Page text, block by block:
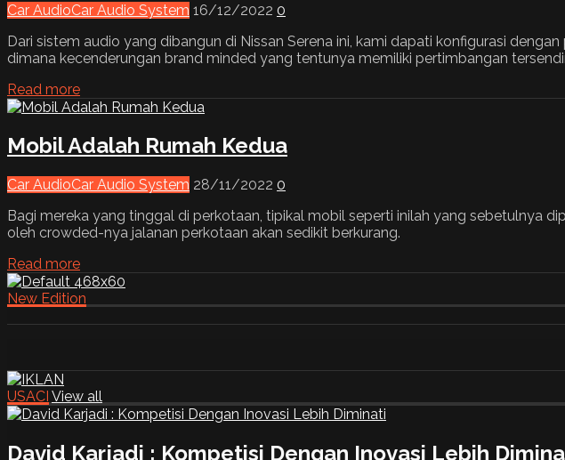
Car AudioCar Audio System 16/12/2022 0
Dari sistem audio yang dibangun di Nissan Serena ini, kami dapati konfigurasi
dimana kecenderungan brand minded yang tentunya memiliki pertimbangan
Read more
Mobil Adalah Rumah Kedua
Car AudioCar Audio System 28/11/2022 0
Bagi mereka yang tinggal di perkotaan, tipikal mobil seperti inilah yang sebetulnya
oleh crowded-nya jalanan perkotaan akan sedikit berkurang.
Read more
New Edition
USACI View all
David Karjadi : Kompetisi Dengan Inovasi Lebih